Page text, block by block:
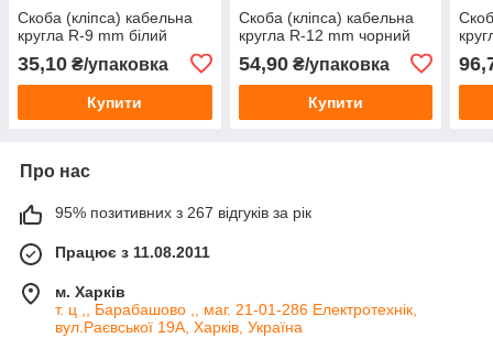
Скоба (кліпса) кабельна
кругла R-9 mm білий
35,10 ₴/упаковка
Купити
Скоба (кліпса) кабельна
кругла R-12 mm чорний
54,90₴/упаковка
Купити
Про нас
95% позитивних з 267 відгуків за рік
Працює з 11.08.2011
м. Харків
т. ц ,, Барабашово ,, маг. 21-01-286 Електротехнік,
вул.Раєвської 19А, Харків, Україна